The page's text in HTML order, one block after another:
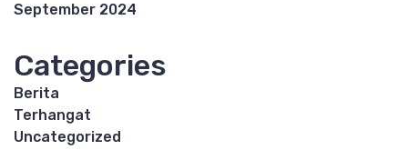
September 2024
Categories
Berita
Terhangat
Uncategorized